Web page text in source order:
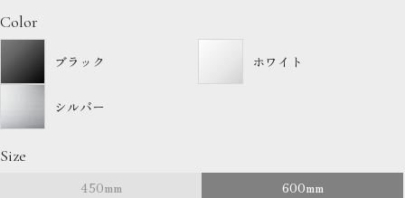
Color
ブラック ホワイト
シルバー
Size
450mm
600mm